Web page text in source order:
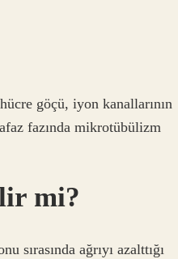
göçü, iyon kanallarının
fazında mikrotübülizm
mi?
ağrıyı azalttığı